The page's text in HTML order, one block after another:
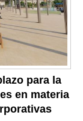
para la
en materia